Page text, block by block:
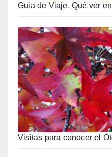
Guia de Viaje. Qué ver
Visitas para conocer el